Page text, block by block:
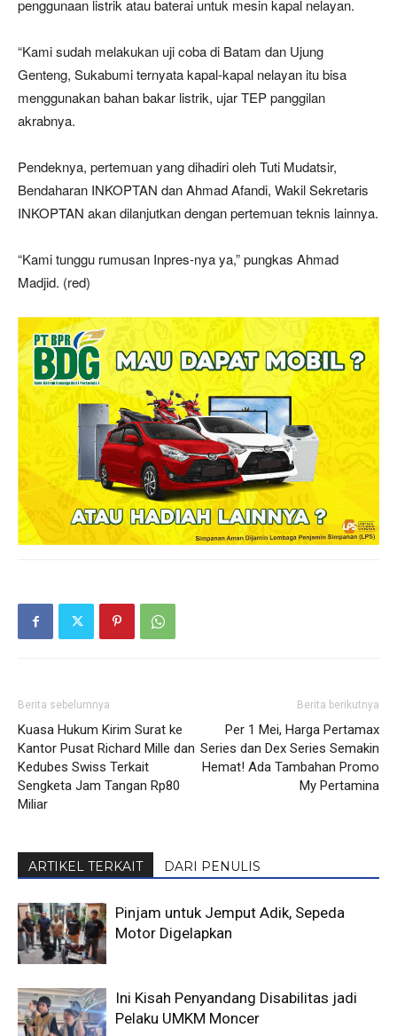
penggunaan listrik atau baterai untuk mesin kapal nelayan.
“Kami sudah melakukan uji coba di Batam dan Ujung
Genteng, Sukabumi ternyata kapal-kapal nelayan itu bisa
menggunakan bahan bakar listrik, ujar TEP panggilan
akrabnya.
Pendeknya, pertemuan yang dihadiri oleh Tuti Mudatsir,
Bendaharan INKOPTAN dan Ahmad Afandi, Wakil Sekretaris
INKOPTAN akan dilanjutkan dengan pertemuan teknis lainnya.
“Kami tunggu rumusan Inpres-nya ya,” pungkas Ahmad
Madjid. (red)
Berita sebelumnya
Kuasa Hukum Kirim Surat ke
Kantor Pusat Richard Mille dan
Kedubes Swiss Terkait
Sengketa Jam Tangan Rp80
Miliar
Berita berikutnya
Per 1 Mei, Harga Pertamax
Series dan Dex Series Semakin
Hemat! Ada Tambahan Promo
My Pertamina
ARTIKEL TERKAIT DARI PENULIS
Pinjam untuk Jemput Adik, Sepeda
Motor Digelapkan
Ini Kisah Penyandang Disabilitas jadi
Pelaku UMKM Moncer